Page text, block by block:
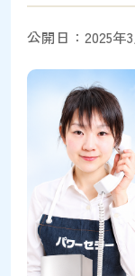
公開日：2025年